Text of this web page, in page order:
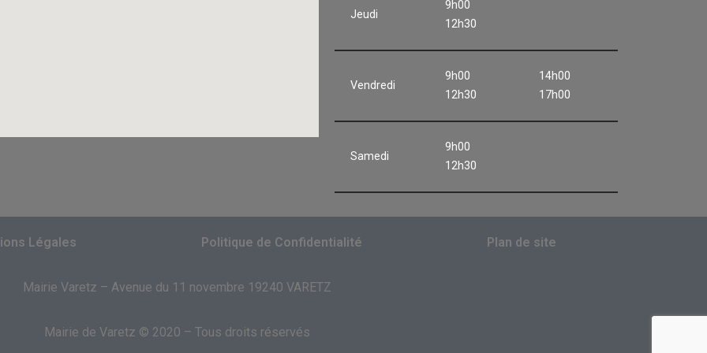
Jeudi
9h00
12h30
Vendredi
9h00
12h30
14h00
17h00
Samedi
9h00
12h30
Légales Politique de Confidentialité Plan de site
Mairie Varetz – Avenue du 11 novembre 19240 VARETZ
Mairie de Varetz © 2020 – Tous droits réservés